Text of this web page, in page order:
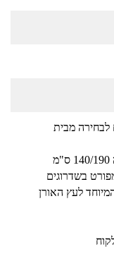
לבחירה מבית
בשדרוגים
לעץ האורן